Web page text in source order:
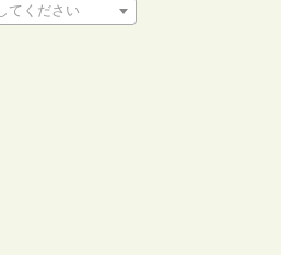
てください